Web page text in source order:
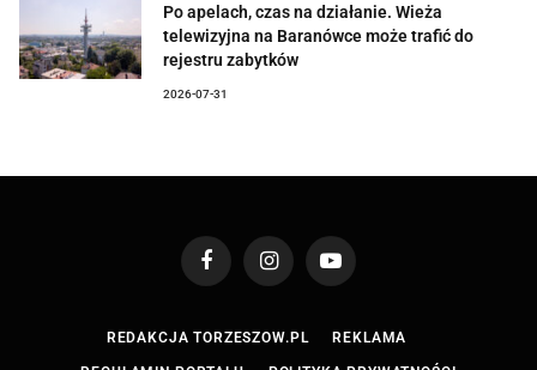
Po apelach, czas na działanie. Wieża
telewizyjna na Baranówce może trafić do
rejestru zabytków
2026-07-31
FacebookInstagramYouTube
REDAKCJA TORZESZOW.PL REKLAMA